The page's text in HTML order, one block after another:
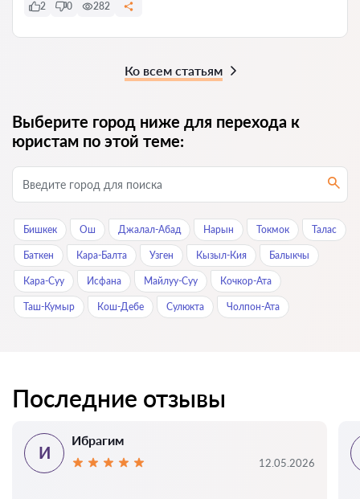
2 0 282
Ко всем статьям
Выберите город ниже для перехода к
юристам по этой теме:
Бишкек Ош Джалал-Абад Нарын Токмок Талас
Баткен Кара-Балта Узген Кызыл-Кия Балыкчы
Кара-Суу Исфана Майлуу-Суу Кочкор-Ата
Таш-Кумыр Кош-Дебе Сулюкта Чолпон-Ата
Последние отзывы
И
Ибрагим
12.05.2026